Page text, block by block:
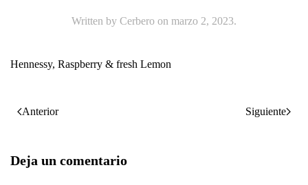
Written by Cerbero on marzo 2, 2023.
Hennessy, Raspberry & fresh Lemon
Anterior Siguiente
Deja un comentario